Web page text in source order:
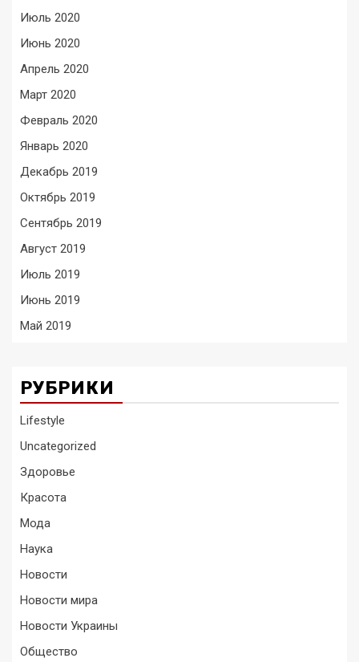
Июль 2020
Июнь 2020
Апрель 2020
Март 2020
Февраль 2020
Январь 2020
Декабрь 2019
Октябрь 2019
Сентябрь 2019
Август 2019
Июль 2019
Июнь 2019
Май 2019
РУБРИКИ
Lifestyle
Uncategorized
Здоровье
Красота
Мода
Наука
Новости
Новости мира
Новости Украины
Общество